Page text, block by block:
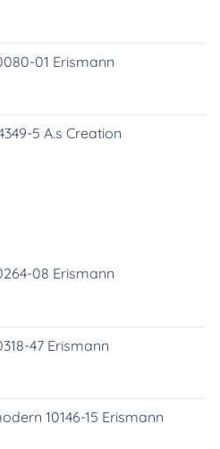
5,99.01 Erismann
5,99.5 A.s Creation
08 Erismann
5,99.47 Erismann
5,99.10146-15 Erismann